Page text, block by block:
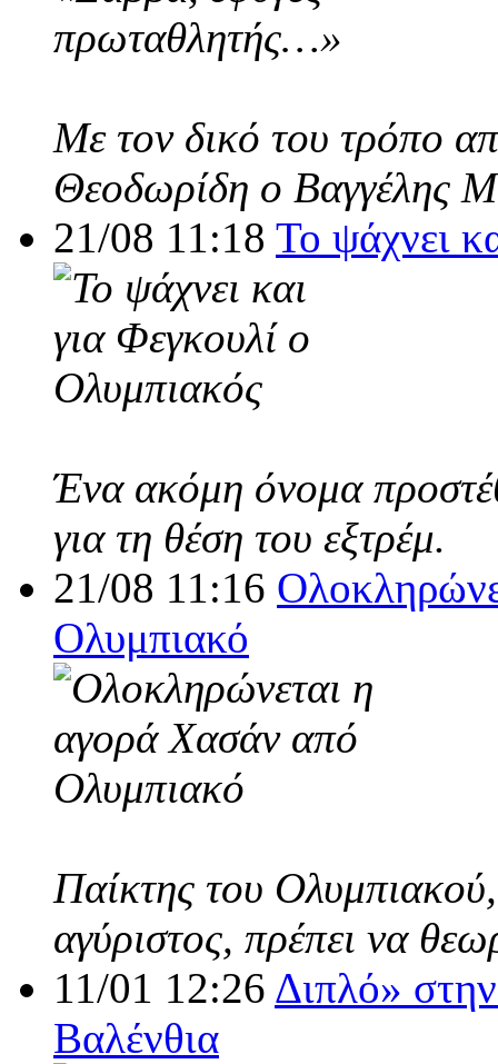
Με τον δικό του τρόπο
Θεοδωρίδη ο Βαγγέλης
21/08 11:18 Το ψάχνει
Ένα ακόμη όνομα
για τη θέση του εξτρέμ.
21/08 11:16
Ολυμπιακό
Παίκτης του
αγύριστος, πρέπει να
11/01 12:26 Διπλό»
Βαλένθια